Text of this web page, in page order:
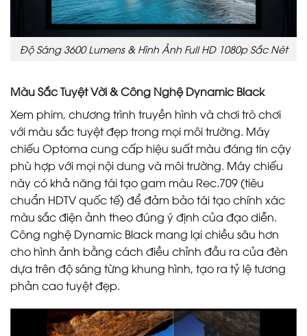
Độ Sáng 3600 Lumens & Hình Ảnh Full HD 1080p Sắc Nét
Màu Sắc Tuyệt Vời & Công Nghệ Dynamic Black
Xem phim, chương trình truyền hình và chơi trò chơi
với màu sắc tuyệt đẹp trong mọi môi trường. Máy
chiếu Optoma cung cấp hiệu suất màu đáng tin cậy
phù hợp với mọi nội dung và môi trường. Máy chiếu
này có khả năng tái tạo gam màu Rec.709 (tiêu
chuẩn HDTV quốc tế) để đảm bảo tái tạo chính xác
màu sắc điện ảnh theo đúng ý định của đạo diễn.
Công nghệ Dynamic Black mang lại chiều sâu hơn
cho hình ảnh bằng cách điều chỉnh đầu ra của đèn
dựa trên độ sáng từng khung hình, tạo ra tỷ lệ tương
phản cao tuyệt đẹp.